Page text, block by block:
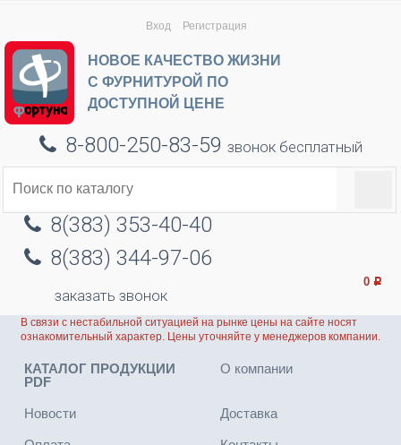
Вход Регистрация
НОВОЕ КАЧЕСТВО ЖИЗНИ
С ФУРНИТУРОЙ ПО
ДОСТУПНОЙ ЦЕНЕ
8-800-250-83-59 звонок бесплатный
8(383) 353-40-40
8(383) 344-97-06
заказать звонок
0 Р
В связи с нестабильной ситуацией на рынке цены на сайте носят
ознакомительный характер. Цены уточняйте у менеджеров компании.
КАТАЛОГ ПРОДУКЦИИ
PDF
О компании
Новости Доставка